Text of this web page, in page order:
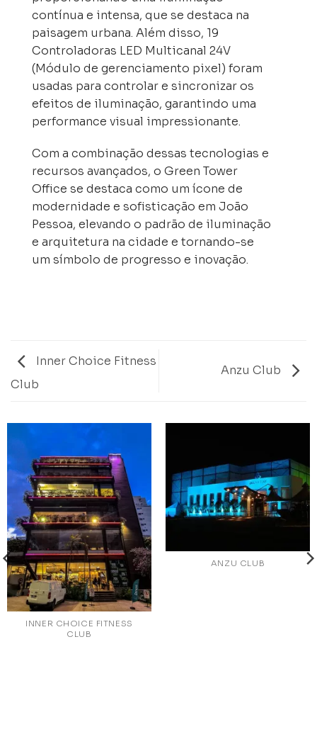
contínua e intensa, que se destaca na
paisagem urbana. Além disso, 19
Controladoras LED Multicanal 24V
(Módulo de gerenciamento pixel) foram
usadas para controlar e sincronizar os
efeitos de iluminação, garantindo uma
performance visual impressionante.
Com a combinação dessas tecnologias e
recursos avançados, o Green Tower
Office se destaca como um ícone de
modernidade e sofisticação em João
Pessoa, elevando o padrão de iluminação
e arquitetura na cidade e tornando-se
um símbolo de progresso e inovação.
Inner Choice Fitness
Club
Anzu Club
INNER CHOICE FITNESS
CLUB
ANZU CLUB